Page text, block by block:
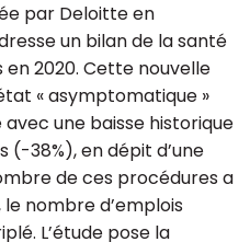
par Deloitte en
un bilan de la santé
2020. Cette nouvelle
« asymptomatique »
une baisse historique
38%), en dépit d’une
de ces procédures a
nombre d’emplois
L’étude pose la